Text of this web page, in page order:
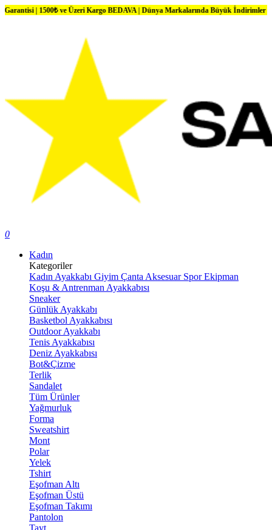
ve Üzeri Kargo BEDAVA | Dünya Markalarında Büyük İndirimler
0
Kadın
Kategoriler
Kadın Ayakkabı Giyim Çanta Aksesuar Spor Ekipman
Koşu & Antrenman Ayakkabısı
Sneaker
Günlük Ayakkabı
Basketbol Ayakkabısı
Outdoor Ayakkabı
Tenis Ayakkabısı
Deniz Ayakkabısı
Bot&Çizme
Terlik
Sandalet
Tüm Ürünler
Yağmurluk
Forma
Sweatshirt
Mont
Polar
Yelek
Tshirt
Eşofman Altı
Eşofman Üstü
Eşofman Takımı
Pantolon
Tayt